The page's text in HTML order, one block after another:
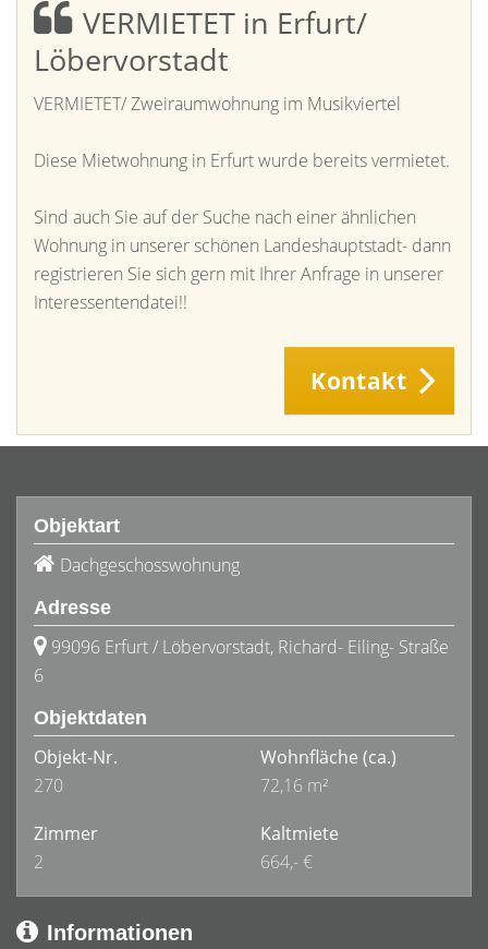
VERMIETET in Erfurt/
Löbervorstadt
VERMIETET/ Zweiraumwohnung im Musikviertel
Diese Mietwohnung in Erfurt wurde bereits vermietet.
Sind auch Sie auf der Suche nach einer ähnlichen
Wohnung in unserer schönen Landeshauptstadt- dann
registrieren Sie sich gern mit Ihrer Anfrage in unserer
Interessentendatei!!
Kontakt
Objektart
Dachgeschosswohnung
Adresse
99096 Erfurt / Löbervorstadt, Richard- Eiling- Straße
6
Objektdaten
Objekt-Nr.
270
Wohnfläche (ca.)
72,16 m²
Zimmer
2
Kaltmiete
664,- €
Informationen